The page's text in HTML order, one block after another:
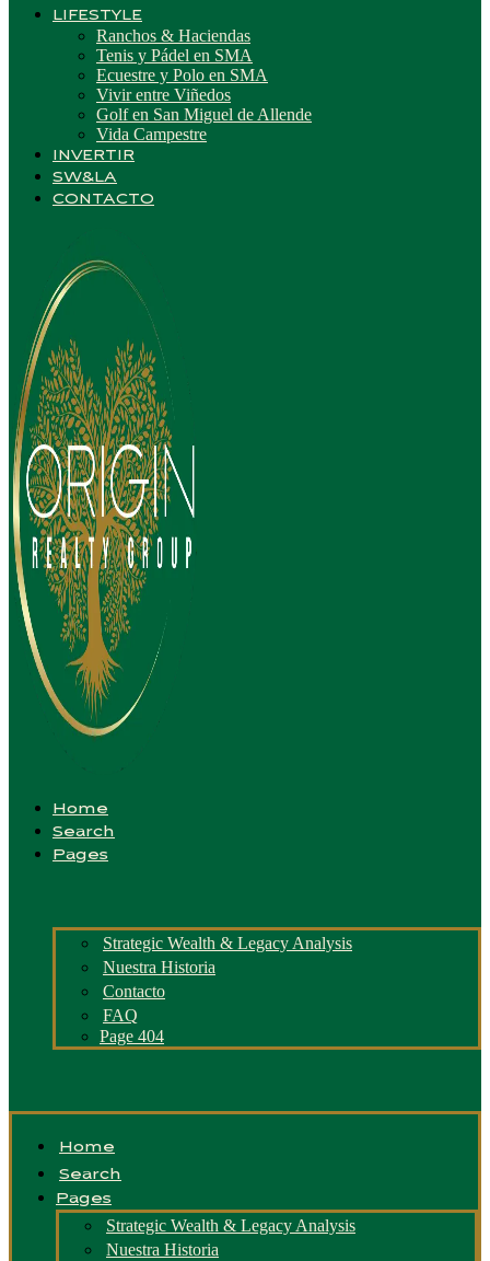
LIFESTYLE
Ranchos & Haciendas
Tenis y Pádel en SMA
Ecuestre y Polo en SMA
Vivir entre Viñedos
Golf en San Miguel de Allende
Vida Campestre
INVERTIR
SW&LA
CONTACTO
Home
Search
Pages
Strategic Wealth & Legacy Analysis
Nuestra Historia
Contacto
FAQ
Page 404
Home
Search
Pages
Strategic Wealth & Legacy Analysis
Nuestra Historia